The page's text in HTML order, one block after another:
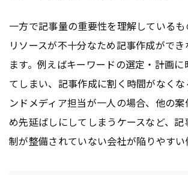
一方で記事量の重要性を理解している
リソースが不十分なため記事作成がで
ます。例えばキーワードの選定・計画
てしまい、記事作成に割く時間がなく
ンドメディア担当が一人の場合、他の
め先延ばしにしてしまうケースなど、
制が整備されていない会社が陥りやすい